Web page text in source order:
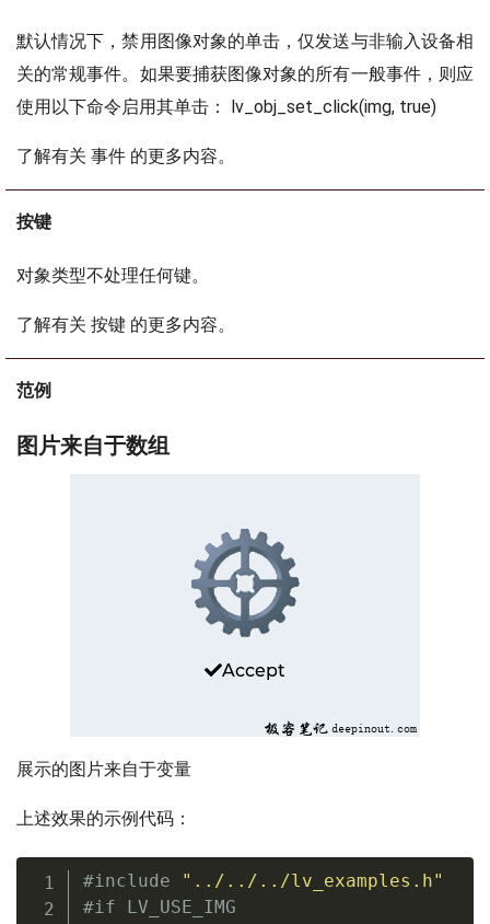
默认情况下，禁用图像对象的单击，仅发送与非输入设备相
关的常规事件。如果要捕获图像对象的所有一般事件，则应
使用以下命令启用其单击： lv_obj_set_click(img, true)
了解有关 事件 的更多内容。
按键
对象类型不处理任何键。
了解有关 按键 的更多内容。
范例
图片来自于数组
展示的图片来自于变量
上述效果的示例代码：
#include
"../../../lv_examples.h"
#if LV_USE_IMG